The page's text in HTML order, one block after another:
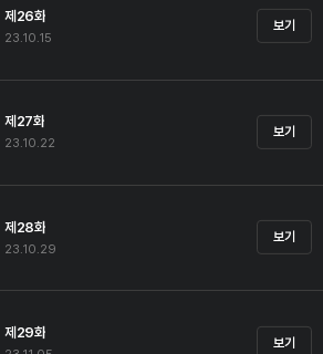
제26화
23.10.15
보기
제27화
23.10.22
보기
제28화
23.10.29
보기
제29화
보기